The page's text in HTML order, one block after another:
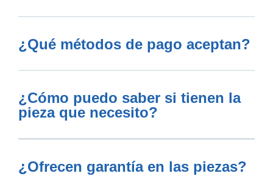
¿Qué métodos de pago aceptan?
¿Cómo puedo saber si tienen la
pieza que necesito?
¿Ofrecen garantía en las piezas?